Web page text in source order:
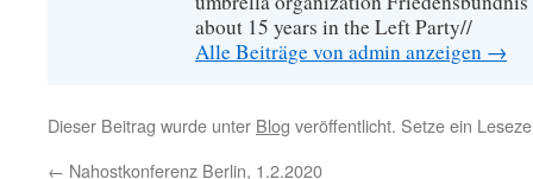
about 15 years in the Left Party//
Alle Beiträge von admin anzeigen →
Dieser Beitrag wurde unter Blog veröffentlicht. Setze ein
← Nahostkonferenz Berlin, 1.2.2020